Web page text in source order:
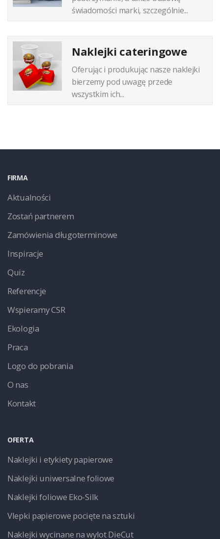
świadomości marki, szczególnie...
Naklejki cateringowe
Oferując i produkując nasze naklejki
bierzemy pod uwagę przede
wszystkim ich...
FIRMA
Aktualności
Zostań partnerem
Zamówienia długoterminowe
Inspiracje
Quiz
Referencje
Wspieramy CSR
Ekologia
Praca
Logo do pobrania
O nas
Kontakt
OFERTA
Naklejki i etykiety papierowe
Naklejki uniwersalne foliowe
Naklejki foliowe Eko-Silk
Vlepki papierowe pocięte na sztuki
Naklejki wycinane na wylot DieCut